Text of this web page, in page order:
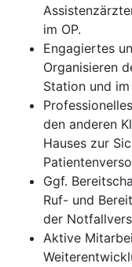
im OP.
Engagiertes
Organisieren
Station und im
den anderen
Hauses zur
Ggf.
Ruf- und
der
Aktive